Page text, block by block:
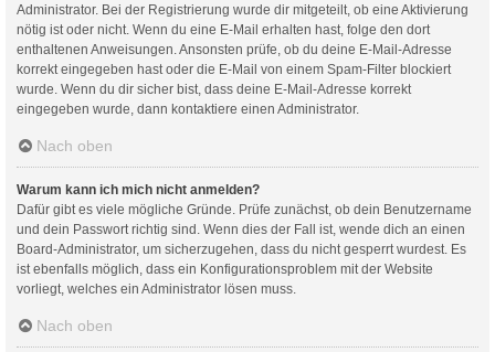
Administrator. Bei der Registrierung wurde dir mitgeteilt, ob eine Aktivierung
nötig ist oder nicht. Wenn du eine E-Mail erhalten hast, folge den dort
enthaltenen Anweisungen. Ansonsten prüfe, ob du deine E-Mail-Adresse
korrekt eingegeben hast oder die E-Mail von einem Spam-Filter blockiert
wurde. Wenn du dir sicher bist, dass deine E-Mail-Adresse korrekt
eingegeben wurde, dann kontaktiere einen Administrator.
Nach oben
Warum kann ich mich nicht anmelden?
Dafür gibt es viele mögliche Gründe. Prüfe zunächst, ob dein Benutzername
und dein Passwort richtig sind. Wenn dies der Fall ist, wende dich an einen
Board-Administrator, um sicherzugehen, dass du nicht gesperrt wurdest. Es
ist ebenfalls möglich, dass ein Konfigurationsproblem mit der Website
vorliegt, welches ein Administrator lösen muss.
Nach oben